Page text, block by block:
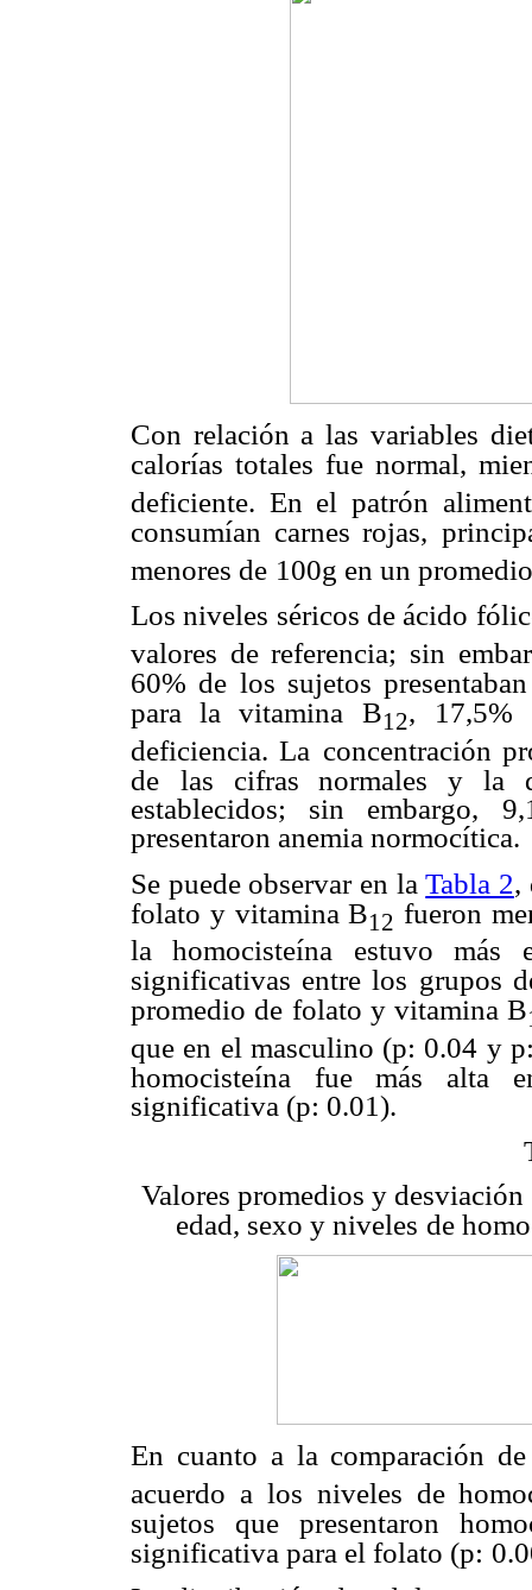
Con relación a las variables
calorías totales fue normal,
deficiente. En el patrón
consumían carnes rojas,
menores de 100g en un
Los niveles séricos de ácido
valores de referencia; sin
60% de los sujetos presentaban
para la vitamina B12,
17,5%
deficiencia. La concentración
de
las cifras normales y la
establecidos; sin embargo,
presentaron anemia normocítica.
Se puede observar en laTabla 2,
folato y vitamina B12 fueron
la homocisteína estuvo más
significativas entre los grupos
promedio de folato y vitamina B
que en el masculino (p: 0.04 y
homocisteína fue más alta
significativa (p: 0.01).
Valores promedios y
edad, sexo y niveles de
En cuanto a la comparación
acuerdo a los niveles de
sujetos que presentaron
significativa para el folato (p: